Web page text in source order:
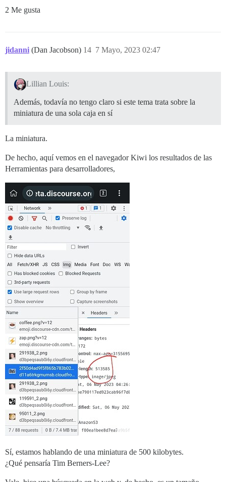
2 Me gusta
jidanni (Dan Jacobson) 7 Mayo, 2023 02:47
14
Lillian Louis:
Además, todavía no tengo claro si este tema trata sobre la
miniatura de una sola caja en sí
La miniatura.
De hecho, aquí vemos en el navegador Kiwi los resultados de las
Herramientas para desarrolladores,
Sí, estamos hablando de una miniatura de 500 kilobytes.
¿Qué pensaría Tim Berners-Lee?